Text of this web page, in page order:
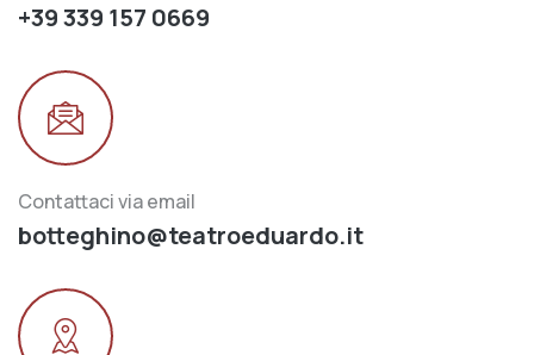
+39 339 157 0669
Contattaci via email
botteghino@teatroeduardo.it